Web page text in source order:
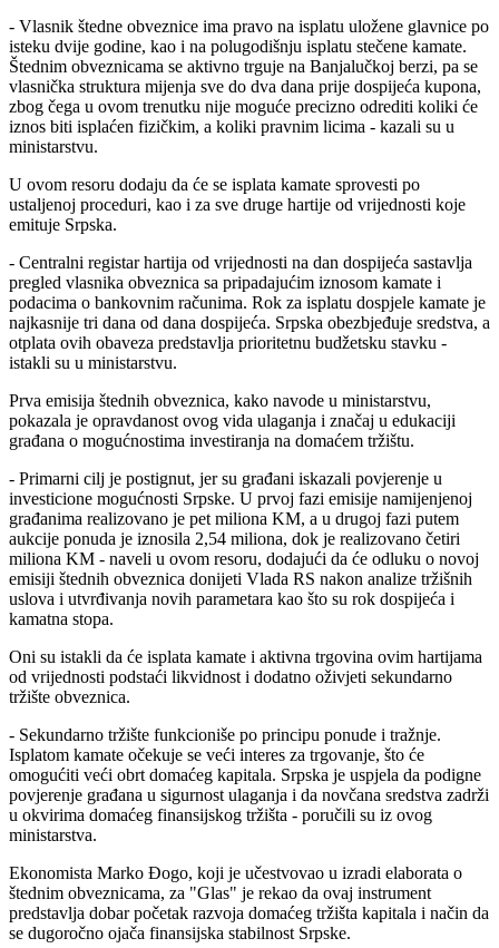
- Vlasnik štedne obveznice ima pravo na isplatu uložene glavnice po
isteku dvije godine, kao i na polugodišnju isplatu stečene kamate.
Štednim obveznicama se aktivno trguje na Banjalučkoj berzi, pa se
vlasnička struktura mijenja sve do dva dana prije dospijeća kupona,
zbog čega u ovom trenutku nije moguće precizno odrediti koliki će
iznos biti isplaćen fizičkim, a koliki pravnim licima - kazali su u
ministarstvu.
U ovom resoru dodaju da će se isplata kamate sprovesti po
ustaljenoj proceduri, kao i za sve druge hartije od vrijednosti koje
emituje Srpska.
- Centralni registar hartija od vrijednosti na dan dospijeća sastavlja
pregled vlasnika obveznica sa pripadajućim iznosom kamate i
podacima o bankovnim računima. Rok za isplatu dospjele kamate je
najkasnije tri dana od dana dospijeća. Srpska obezbjeđuje sredstva, a
otplata ovih obaveza predstavlja prioritetnu budžetsku stavku -
istakli su u ministarstvu.
Prva emisija štednih obveznica, kako navode u ministarstvu,
pokazala je opravdanost ovog vida ulaganja i značaj u edukaciji
građana o mogućnostima investiranja na domaćem tržištu.
- Primarni cilj je postignut, jer su građani iskazali povjerenje u
investicione mogućnosti Srpske. U prvoj fazi emisije namijenjenoj
građanima realizovano je pet miliona KM, a u drugoj fazi putem
aukcije ponuda je iznosila 2,54 miliona, dok je realizovano četiri
miliona KM - naveli u ovom resoru, dodajući da će odluku o novoj
emisiji štednih obveznica donijeti Vlada RS nakon analize tržišnih
uslova i utvrđivanja novih parametara kao što su rok dospijeća i
kamatna stopa.
Oni su istakli da će isplata kamate i aktivna trgovina ovim hartijama
od vrijednosti podstaći likvidnost i dodatno oživjeti sekundarno
tržište obveznica.
- Sekundarno tržište funkcioniše po principu ponude i tražnje.
Isplatom kamate očekuje se veći interes za trgovanje, što će
omogućiti veći obrt domaćeg kapitala. Srpska je uspjela da podigne
povjerenje građana u sigurnost ulaganja i da novčana sredstva zadrži
u okvirima domaćeg finansijskog tržišta - poručili su iz ovog
ministarstva.
Ekonomista Marko Đogo, koji je učestvovao u izradi elaborata o
štednim obveznicama, za "Glas" je rekao da ovaj instrument
predstavlja dobar početak razvoja domaćeg tržišta kapitala i način da
se dugoročno ojača finansijska stabilnost Srpske.